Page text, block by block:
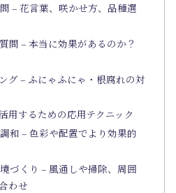
– 花言葉、咲かせ方、品種選
問 – 本当に効果があるのか？
グ – ふにゃふにゃ・根腐れの対
用するための応用テクニック
和 – 色彩や配置でより効果的
づくり – 風通しや掃除、周囲
わせ